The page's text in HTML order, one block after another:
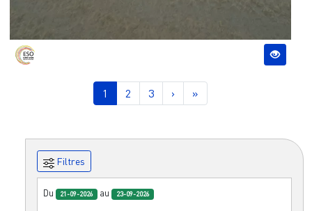
Page courante
1 Page
2 Page
3 Page suivante
› Dernière page
»
Filtres
Du 21-09-2026 au 23-09-2026